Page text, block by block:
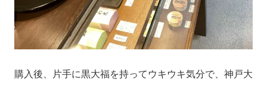
購入後、片手に黒大福を持ってウキウキ気分で、神戸大